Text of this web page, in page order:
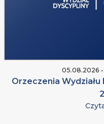
05.08.2026
Orzeczenia